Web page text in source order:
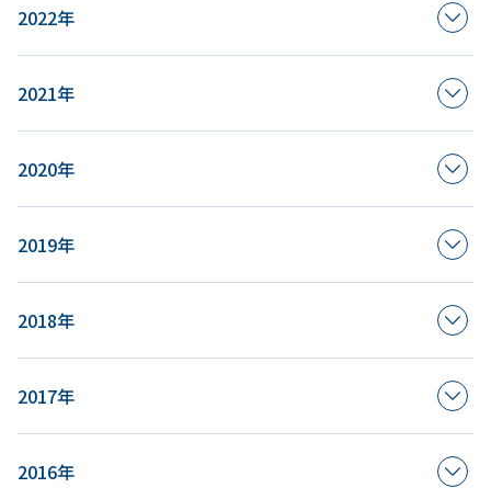
2022年
2021年
2020年
2019年
2018年
2017年
2016年